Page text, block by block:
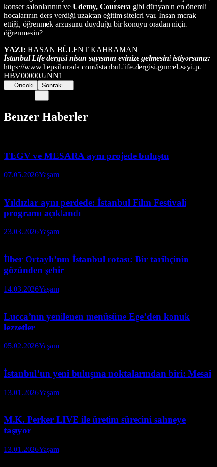
konser salonlarının ve Udemy, Coursera gibi dünyanın en önemli
hocalarının ders verdiği uzaktan eğitim siteleri var. İnsan merak
ettiği, öğrenmek arzusunu duyduğu bir konuyu oradan niçin
öğrenmesin?
YAZI: HASAN BÜLENT KAHRAMAN
İstanbul Life dergisi nisan sayısının evinize gelmesini istiyorsanız:
https://www.hepsiburada.com/istanbul-life-dergisi-guncel-sayi-p-
HBV00000J2NN1
Önceki Sonraki
Benzer Haberler
TEGV ve MESARA aynı projede buluştu
07.05.2026Yaşam
Yıldızlar aynı perdede: İstanbul Film Festivali
programı açıklandı
23.03.2026Yaşam
İlber Ortaylı’nın İstanbul rotası: Bir tarihçinin
gözünden şehir
14.03.2026Yaşam
Lucca’nın yenilenen menüsüne Ege’den konuk
lezzetler
05.02.2026Yaşam
İstanbul’un yeni buluşma noktalarından biri: Mesai
13.01.2026Yaşam
M.K. Perker LIVE ile üretim sürecini sahneye
taşıyor
13.01.2026Yaşam